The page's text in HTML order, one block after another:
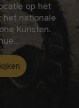
op het
het nationale
Kunsten.